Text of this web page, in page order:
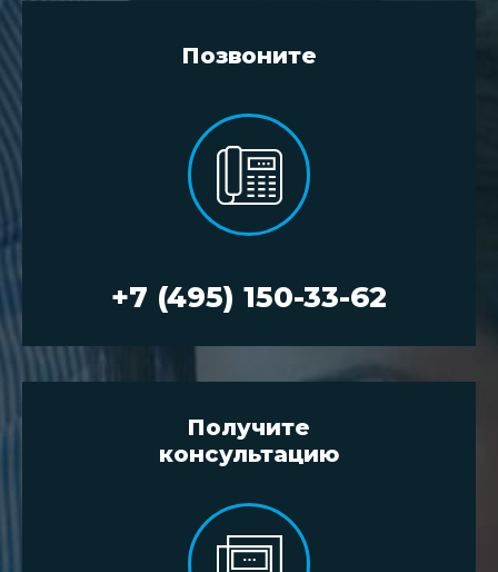
Позвоните
+7 (495) 150-33-62
Получите
консультацию